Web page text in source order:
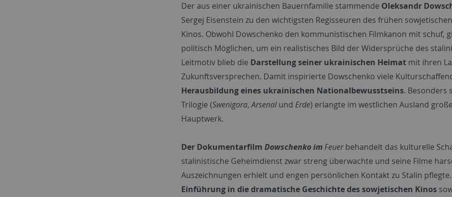
Der aus einer ukrainischen Bauernfamilie stammende Oleksandr
Sergej Eisenstein zu den wichtigsten Regisseuren des frühen
Kinos. Obwohl Dowschenko den kommunistischen Filmkanon mit schuf,
politisch Möglichen, um ein realistisches Bild der Widersprüche des
Leitmotiv blieb die Darstellung seiner ukrainischen Heimat mit ihren
Zukunftsversprechen. Damit inspirierte Dowschenko viele
Herausbildung eines ukrainischen Nationalbewusstseins. Besonders
Trilogie (Swenigora,Arsenalund Erde) erlangte im westlichen Ausland
Hauptwerk.
Der Dokumentarfilm Dowschenko im Feuerbehandelt das kulturelle
stalinistische Geheimdienst zwar streng überwachte und seine Filme
Auszeichnungen erhielt und engen persönlichen Kontakt zu Stalin
Einführung in die dramatische Geschichte des sowjetischen Kinos